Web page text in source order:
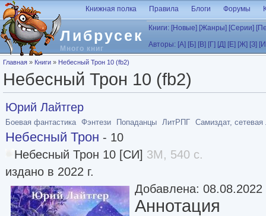
Перейти к основному содержанию
Либрусек
Много книг
Книжная полка Правила Блоги Форумы
Книги: [Новые] [Жанры] [Серии]
Авторы: [А] [Б] [В] [Г] [Д] [Е] [Ж] [З]
Вы здесь
Главная » Книги » Небесный Трон 10 (fb2)
Небесный Трон 10 (fb2)
Юрий Лайтгер
Боевая фантастика Фэнтези Попаданцы ЛитРПГ Самиздат, сетевая
Небесный Трон - 10
Небесный Трон 10 [СИ] 3M, 540 с.
издано в 2022 г.
Добавлена: 08.08.2022
Аннотация